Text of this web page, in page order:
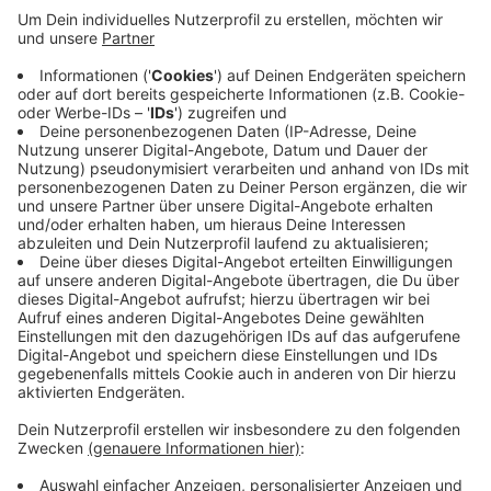
Unternehmen entstehen, die sich mit
Kreislaufwirtschaft beschäftigen - also wie man
beim Produzieren die Umwelt schont und Abfälle
wiederverwertet. Die Bewerbungen kommen zum
Beispiel aus China, Singapur, Mexiko und Israel -
viele aber auch aus unserer Region.
Platz ist zunächst für 15 Unternehmen, die werden
in den nächsten Wochen ausgewählt.
Veröffentlicht:Montag, 03.05.2021 06:18
Anzeige